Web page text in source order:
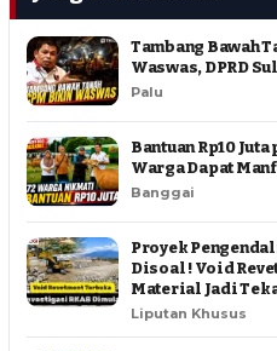
Tambang Bawah
Waswas, DPRD
Palu
Bantuan Rp10
Warga Dapat
Banggai
Proyek
Disoal ! Void
Material Jadi
Liputan Khusus